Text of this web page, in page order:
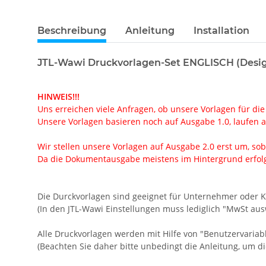
Beschreibung Anleitung Installation
JTL-Wawi Druckvorlagen-Set ENGLISCH
HINWEIS!!!
Uns erreichen viele Anfragen, ob unsere Vorlagen für
Unsere Vorlagen basieren noch auf Ausgabe 1.0, laufen
Wir stellen unsere Vorlagen auf Ausgabe 2.0 erst um,
Da die Dokumentausgabe meistens im Hintergrund
Die Durckvorlagen sind geeignet für Unternehmer oder
(In den JTL-Wawi Einstellungen muss lediglich "MwSt
Alle Druckvorlagen werden mit Hilfe von
(Beachten Sie daher bitte unbedingt die Anleitung, um